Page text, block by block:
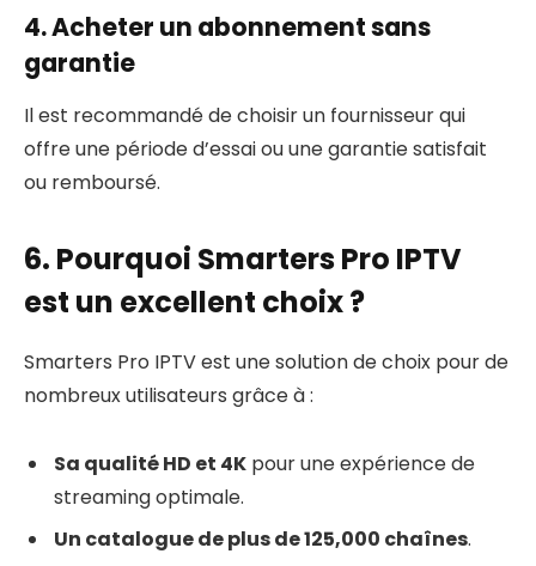
4. Acheter un abonnement sans
garantie
Il est recommandé de choisir un fournisseur qui
offre une période d’essai ou une garantie satisfait
ou remboursé.
6. Pourquoi Smarters Pro IPTV
est un excellent choix ?
Smarters Pro IPTV est une solution de choix pour de
nombreux utilisateurs grâce à :
Sa qualité HD et 4K pour une expérience de
streaming optimale.
Un catalogue de plus de 125,000 chaînes.